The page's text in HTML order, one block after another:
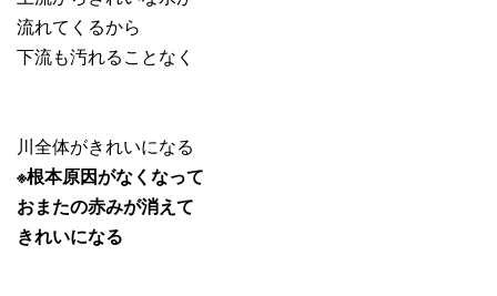
流れてくるから
下流も汚れることなく
川全体がきれいになる
※根本原因がなくなって
おまたの赤みが消えて
きれいになる